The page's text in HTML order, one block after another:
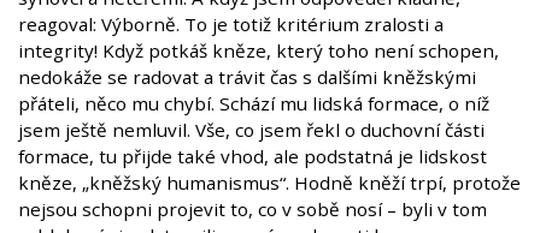
reagoval: Výborně. To je totiž kritérium zralosti a
integrity! Když potkáš kněze, který toho není schopen,
nedokáže se radovat a trávit čas s dalšími kněžskými
přáteli, něco mu chybí. Schází mu lidská formace, o níž
jsem ještě nemluvil. Vše, co jsem řekl o duchovní části
formace, tu přijde také vhod, ale podstatná je lidskost
kněze, „kněžský humanismus“. Hodně kněží trpí, protože
nejsou schopni projevit to, co v sobě nosí – byli v tom